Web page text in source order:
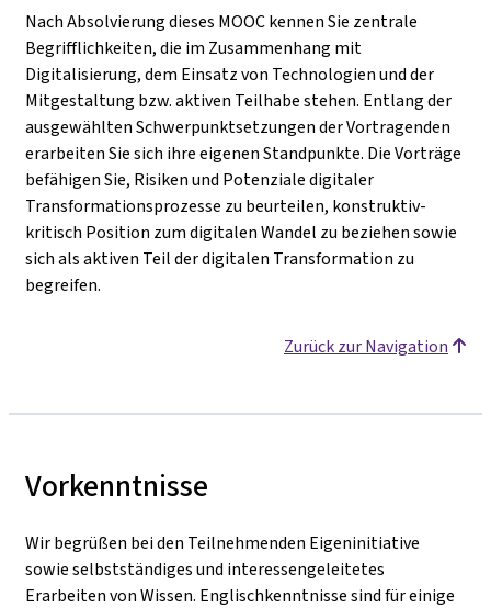
Nach Absolvierung dieses MOOC kennen Sie zentrale
Begrifflichkeiten, die im Zusammenhang mit
Digitalisierung, dem Einsatz von Technologien und der
Mitgestaltung bzw. aktiven Teilhabe stehen. Entlang der
ausgewählten Schwerpunktsetzungen der Vortragenden
erarbeiten Sie sich ihre eigenen Standpunkte. Die Vorträge
befähigen Sie, Risiken und Potenziale digitaler
Transformationsprozesse zu beurteilen, konstruktiv-
kritisch Position zum digitalen Wandel zu beziehen sowie
sich als aktiven Teil der digitalen Transformation zu
begreifen.
Zurück zur Navigation
Vorkenntnisse
Wir begrüßen bei den Teilnehmenden Eigeninitiative
sowie selbstständiges und interessengeleitetes
Erarbeiten von Wissen. Englischkenntnisse sind für einige